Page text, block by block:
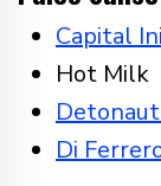
Capital
Hot Milk
Di